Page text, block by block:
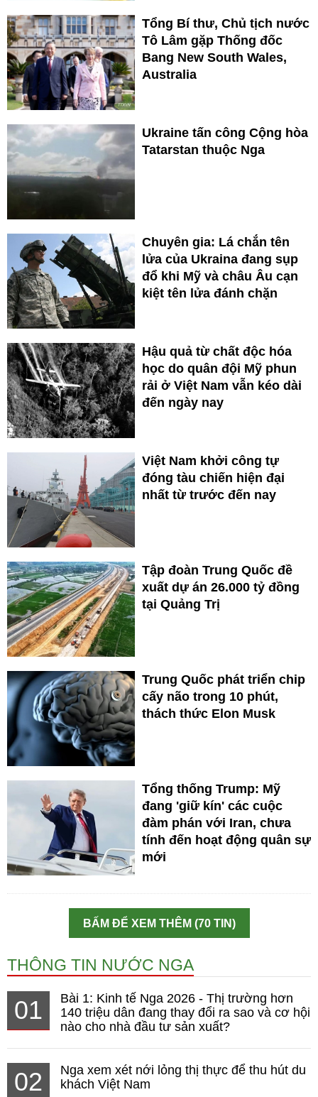
Tổng Bí thư, Chủ tịch nước
Tô Lâm gặp Thống đốc
Bang New South Wales,
Australia
Ukraine tấn công Cộng hòa
Tatarstan thuộc Nga
Chuyên gia: Lá chắn tên
lửa của Ukraina đang sụp
đổ khi Mỹ và châu Âu cạn
kiệt tên lửa đánh chặn
Hậu quả từ chất độc hóa
học do quân đội Mỹ phun
rải ở Việt Nam vẫn kéo dài
đến ngày nay
Việt Nam khởi công tự
đóng tàu chiến hiện đại
nhất từ trước đến nay
Tập đoàn Trung Quốc đề
xuất dự án 26.000 tỷ đồng
tại Quảng Trị
Trung Quốc phát triển chip
cấy não trong 10 phút,
thách thức Elon Musk
Tổng thống Trump: Mỹ
đang 'giữ kín' các cuộc
đàm phán với Iran, chưa
tính đến hoạt động quân sự
mới
BẤM ĐỂ XEM THÊM (70 TIN)
THÔNG TIN NƯỚC NGA
01
Bài 1: Kinh tế Nga 2026 - Thị trường hơn
140 triệu dân đang thay đổi ra sao và cơ hội
nào cho nhà đầu tư sản xuất?
02
Nga xem xét nới lỏng thị thực để thu hút du
khách Việt Nam